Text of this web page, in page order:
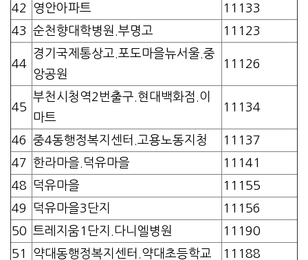
42
영안아파트
11133
43
순천향대학병원.부명고 11123
44
경기국제통상고.포도마을뉴서울.중
앙공원
11126
45
부천시청역2번출구.현대백화점.이
마트
11134
46 중4동행정복지센터.고용노동지청
11137
47 한라마을.덕유마을
11141
48
덕유마을
11155
49
덕유마을3단지
11156
50
트레지움1단지.다니엘병원
11190
51
약대동행정복지센터.약대초등학교
11188